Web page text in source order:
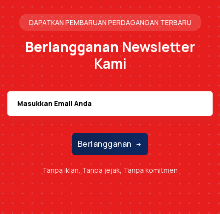
DAPATKAN PEMBARUAN PERDAGANGAN TERBARU
Berlangganan Newsletter
Kami
Berlangganan
Tanpa iklan, Tanpa jejak, Tanpa komitmen